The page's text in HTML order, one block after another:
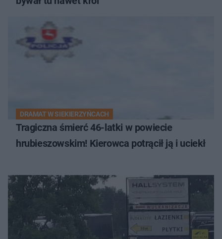
DRAMAT W SIEKIERZYŃCACH
Tragiczna śmierć 46-latki w powiecie
hrubieszowskim! Kierowca potrącił ją i uciekł